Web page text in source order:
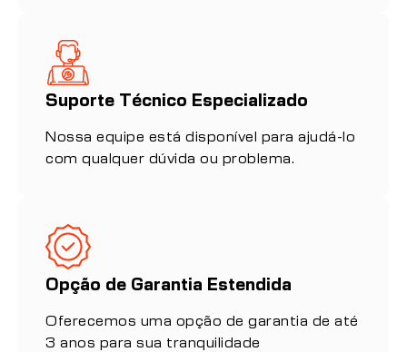
Suporte Técnico Especializado
Nossa equipe está disponível para ajudá-lo
com qualquer dúvida ou problema.
Opção de Garantia Estendida
Oferecemos uma opção de garantia de até
3 anos para sua tranquilidade